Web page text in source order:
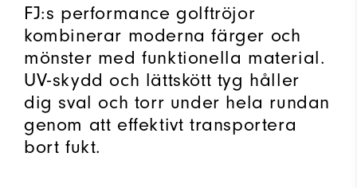
FJ:s performance golftröjor
kombinerar moderna färger och
mönster med funktionella material.
UV-skydd och lättskött tyg håller
dig sval och torr under hela rundan
genom att effektivt transportera
bort fukt.